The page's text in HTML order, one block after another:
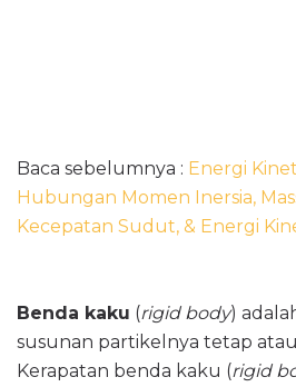
Baca sebelumnya : Energi
Hubungan Momen Inersia,
Kecepatan Sudut, & Energi
Benda kaku (rigid body)
susunan partikelnya tetap
Kerapatan benda kaku (rigid